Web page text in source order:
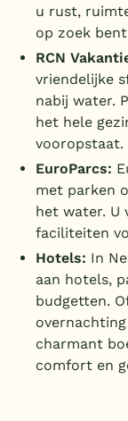
u rust,
op zoek
RCN
vriendelijke
nabij water.
het hele
vooropstaat.
EuroParcs:
met parken
het water. U
faciliteiten
Hotels: In
aan hotels,
budgetten.
charmant
comfort en